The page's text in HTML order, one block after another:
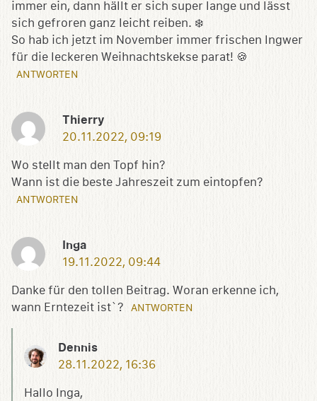
immer ein, dann hällt er sich super lange und lässt
sich gefroren ganz leicht reiben. ❄️
So hab ich jetzt im November immer frischen Ingwer
für die leckeren Weihnachtskekse parat! 🍪
ANTWORTEN
Thierry
20.11.2022, 09:19
Wo stellt man den Topf hin?
Wann ist die beste Jahreszeit zum eintopfen?
ANTWORTEN
Inga
19.11.2022, 09:44
Danke für den tollen Beitrag. Woran erkenne ich,
wann Erntezeit ist`?
ANTWORTEN
Dennis
28.11.2022, 16:36
Hallo Inga,